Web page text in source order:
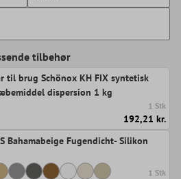
tilbehør
til brug Schönox KH FIX syntetisk
dispersion 1 kg
1 Stk
192,21 kr.
Bahamabeige Fugendicht- Silikon
1 Stk